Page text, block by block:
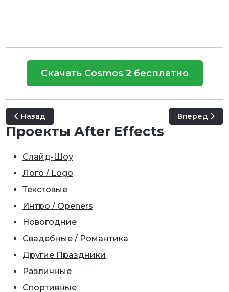
Скачать Cosmos 2 бесплатно
Предыдущий: Strange Faces Micro Typo
Назад Следующий:
Вперед
Проекты After Effects
Слайд-Шоу
Лого / Logo
Текстовые
Интро / Openers
Новогодние
Свадебные / Романтика
Другие Праздники
Различные
Спортивные